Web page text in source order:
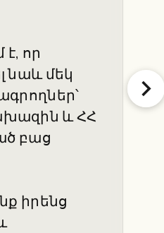
որ
նաև մեկ
և ՀՀ
բաց
իրենց